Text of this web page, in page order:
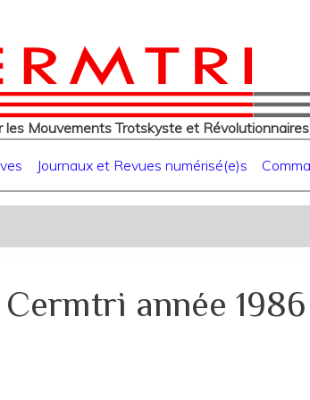
contenu
principal
Mouvements Trotskyste et
Journaux et Revues numérisé(e)s
année